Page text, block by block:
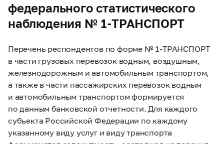
федерального статистического
наблюдения № 1-ТРАНСПОРТ
Перечень респондентов по форме № 1-ТРАНСПОРТ
в части грузовых перевозокводным, воздушным,
железнодорожным и автомобильным транспортом,
а также в части пассажирских перевозокводным
и автомобильным транспортом формируется
по данным банковской отчетности. Для каждого
субъекта Российской Федерации по каждому
указанному виду услуг и виду транспорта